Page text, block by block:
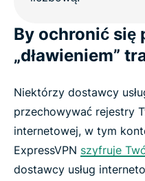
By ochronić się
„dławieniem”
Niektórzy dostawcy
przechowywać rejestry
internetowej, w tym
ExpressVPN szyfruje
dostawcy usług